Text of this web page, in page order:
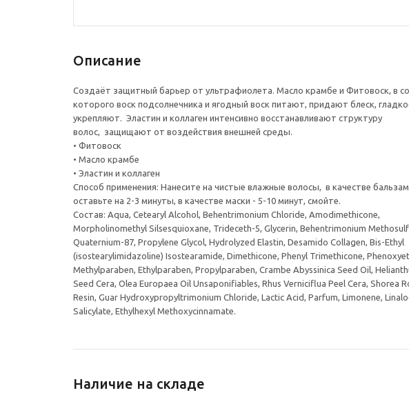
Описание
Создаёт защитный барьер от ультрафиолета. Масло крамбе и Фитовоск, в
которого воск подсолнечника и ягодный воск питают, придают блеск,
укрепляют. Эластин и коллаген интенсивно восстанавливают структуру
волос, защищают от воздействия внешней среды.
• Фитовоск
• Масло крамбе
• Эластин и коллаген
Способ применения: Нанесите на чистые влажные волосы, в качестве
оставьте на 2-3 минуты, в качестве маски - 5-10 минут, смойте.
Состав: Aqua, Cetearyl Alcohol, Behentrimonium Chloride, Amodimethicone,
Morpholinomethyl Silsesquioxane, Trideceth-5, Glycerin, Behentrimonium
Quaternium-87, Propylene Glycol, Hydrolyzed Elastin, Desamido Collagen, Bis-Ethyl
(isostearylimidazoline) Isostearamide, Dimethicone, Phenyl Trimethicone,
Methylparaben, Ethylparaben, Propylparaben, Crambe Abyssinica Seed Oil,
Seed Cera, Olea Europaea Oil Unsaponifiables, Rhus Verniciflua Peel Cera, Shorea
Resin, Guar Hydroxypropyltrimonium Chloride, Lactic Acid, Parfum, Limonene,
Salicylate, Ethylhexyl Methoxycinnamate.
Наличие на складе